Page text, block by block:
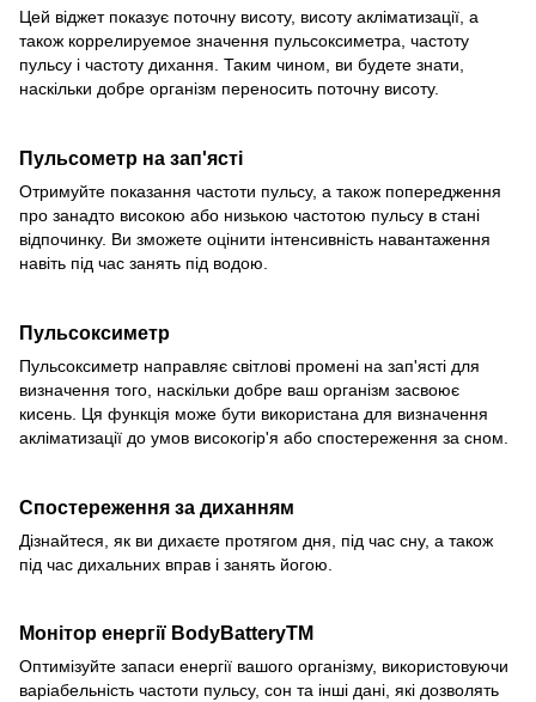
Цей віджет показує поточну висоту, висоту акліматизації, а
також коррелируемое значення пульсоксиметра, частоту
пульсу і частоту дихання. Таким чином, ви будете знати,
наскільки добре організм переносить поточну висоту.
Пульсометр на зап'ясті
Отримуйте показання частоти пульсу, а також попередження
про занадто високою або низькою частотою пульсу в стані
відпочинку. Ви зможете оцінити інтенсивність навантаження
навіть під час занять під водою.
Пульсоксиметр
Пульсоксиметр направляє світлові промені на зап'ясті для
визначення того, наскільки добре ваш організм засвоює
кисень. Ця функція може бути використана для визначення
акліматизації до умов високогір'я або спостереження за сном.
Спостереження за диханням
Дізнайтеся, як ви дихаєте протягом дня, під час сну, а також
під час дихальних вправ і занять йогою.
Монітор енергії BodyBatteryTM
Оптимізуйте запаси енергії вашого організму, використовуючи
варіабельність частоти пульсу, сон та інші дані, які дозволять